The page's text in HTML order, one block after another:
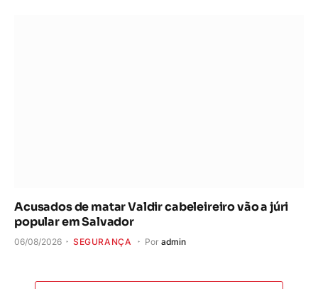
Acusados de matar Valdir cabeleireiro vão a júri
popular em Salvador
06/08/2026 SEGURANÇA Por admin